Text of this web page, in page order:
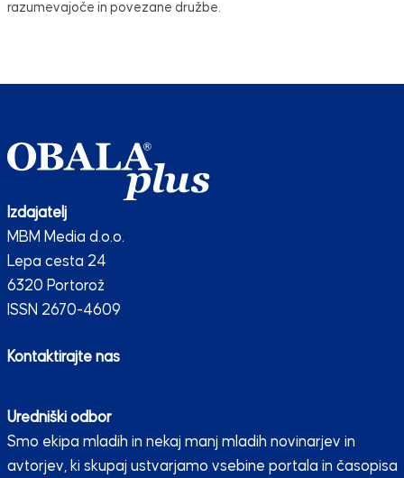
razumevajoče in povezane družbe.
Izdajatelj
MBM Media d.o.o.
Lepa cesta 24
6320 Portorož
ISSN 2670-4609
Kontaktirajte nas
Uredniški odbor
Smo ekipa mladih in nekaj manj mladih novinarjev in
avtorjev, ki skupaj ustvarjamo vsebine portala in časopisa